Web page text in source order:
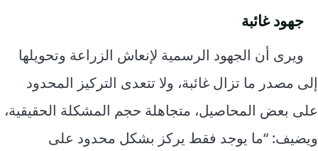
جهود غائبة
ويرى أن الجهود الرسمية لإنعاش الزراعة وتحويلها
إلى مصدر ما تزال غائبة، ولا تتعدى التركيز المحدود
على بعض المحاصيل، متجاهلة حجم المشكلة الحقيقية،
ويضيف: “ما يوجد فقط يركز بشكل محدود على